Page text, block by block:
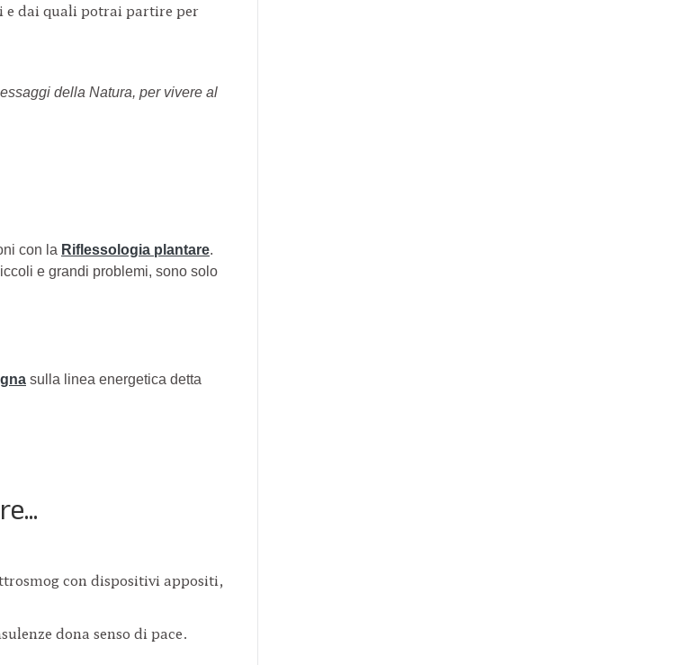
e dai quali potrai partire per
della Natura, per vivere al
con la Riflessologia plantare.
e grandi problemi, sono solo
sulla linea energetica detta
con dispositivi appositi,
dona senso di pace.